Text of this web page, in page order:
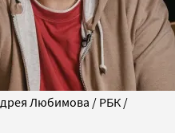
Любимова / РБК /